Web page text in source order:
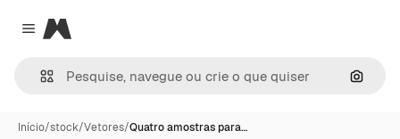
Close menu
Magnific
Início/stock/Vetores/Quatro amostras para…